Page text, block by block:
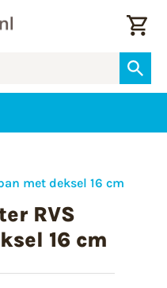
met deksel 16 cm
RVS
16 cm